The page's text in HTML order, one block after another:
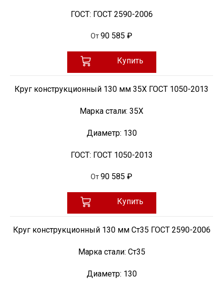
ГОСТ: ГОСТ 2590-2006
От90 585 ₽
Купить
Круг конструкционный 130 мм 35Х ГОСТ 1050-2013
Марка стали: 35Х
Диаметр: 130
ГОСТ: ГОСТ 1050-2013
От90 585 ₽
Купить
Круг конструкционный 130 мм Ст35 ГОСТ 2590-2006
Марка стали: Ст35
Диаметр: 130